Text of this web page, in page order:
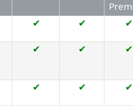
✔ ✔ ✔
✔ ✔ ✔
✔ ✔ ✔